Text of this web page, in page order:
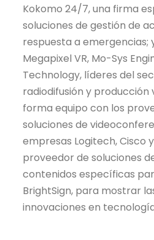
Kokomo 24/7, una firma
soluciones de gestión de
respuesta a emergencias;
Megapixel VR, Mo-Sys
Technology, líderes del
radiodifusión y producción
forma equipo con los
soluciones de
empresas Logitech, Cisco
proveedor de soluciones
contenidos específicas
BrightSign, para mostrar
innovaciones en